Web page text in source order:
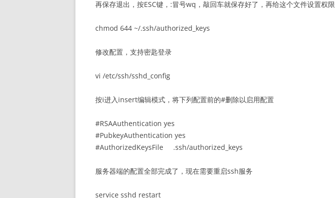
再保存退出，按ESC键，:冒号wq，敲回车就保存好了，再给这个文件设置权限
chmod 644 ~/.ssh/authorized_keys
修改配置，支持密匙登录
vi /etc/ssh/sshd_config
按i进入insert编辑模式，将下列配置前的#删除以启用配置
#RSAAuthentication yes
#PubkeyAuthentication yes
#AuthorizedKeysFile .ssh/authorized_keys
服务器端的配置全部完成了，现在需要重启ssh服务
service sshd restart